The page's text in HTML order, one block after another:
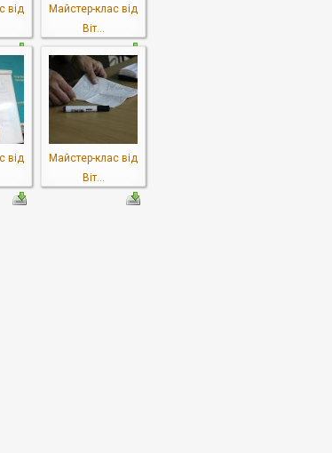
від
Майстер-клас від
Віт...
від
Майстер-клас від
Віт...